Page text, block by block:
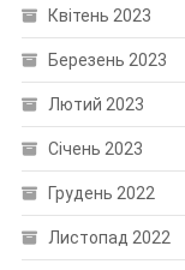
Квітень 2023
Березень 2023
Лютий 2023
Січень 2023
Грудень 2022
Листопад 2022